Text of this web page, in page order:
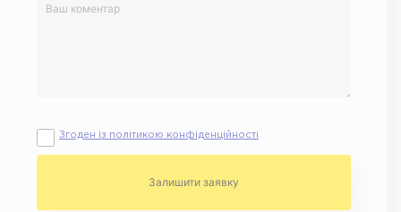
Згоден із політикою конфіденційності